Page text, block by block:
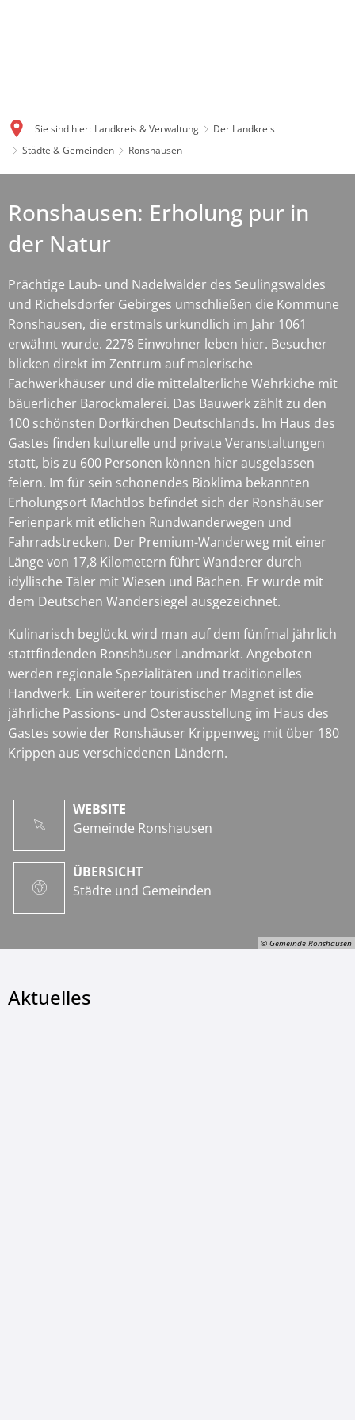
Sie sind hier: Landkreis & Verwaltung
Der Landkreis
Städte & Gemeinden
Ronshausen
© Gemeinde Ronshausen
Ronshausen: Erholung pur in
der Natur
Prächtige Laub- und Nadelwälder des Seulingswaldes
und Richelsdorfer Gebirges umschließen die Kommune
Ronshausen, die erstmals urkundlich im Jahr 1061
erwähnt wurde. 2278 Einwohner leben hier. Besucher
blicken direkt im Zentrum auf malerische
Fachwerkhäuser und die mittelalterliche Wehrkiche mit
bäuerlicher Barockmalerei. Das Bauwerk zählt zu den
100 schönsten Dorfkirchen Deutschlands. Im Haus des
Gastes finden kulturelle und private Veranstaltungen
statt, bis zu 600 Personen können hier ausgelassen
feiern. Im für sein schonendes Bioklima bekannten
Erholungsort Machtlos befindet sich der Ronshäuser
Ferienpark mit etlichen Rundwanderwegen und
Fahrradstrecken. Der Premium-Wanderweg mit einer
Länge von 17,8 Kilometern führt Wanderer durch
idyllische Täler mit Wiesen und Bächen. Er wurde mit
dem Deutschen Wandersiegel ausgezeichnet.
Kulinarisch beglückt wird man auf dem fünfmal jährlich
stattfindenden Ronshäuser Landmarkt. Angeboten
werden regionale Spezialitäten und traditionelles
Handwerk. Ein weiterer touristischer Magnet ist die
jährliche Passions- und Osterausstellung im Haus des
Gastes sowie der Ronshäuser Krippenweg mit über 180
Krippen aus verschiedenen Ländern.
WEBSITE
Gemeinde Ronshausen
ÜBERSICHT
Städte und Gemeinden
Aktuelles